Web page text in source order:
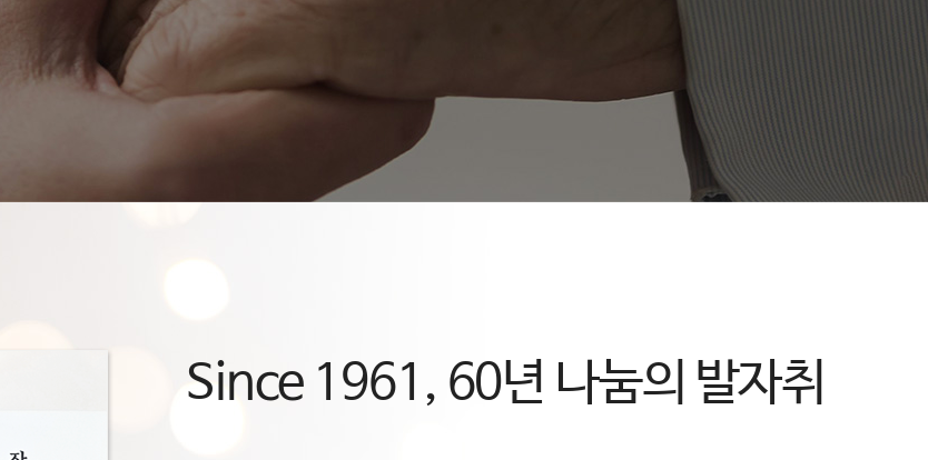
Since 1961, 60년 나눔의 발자취